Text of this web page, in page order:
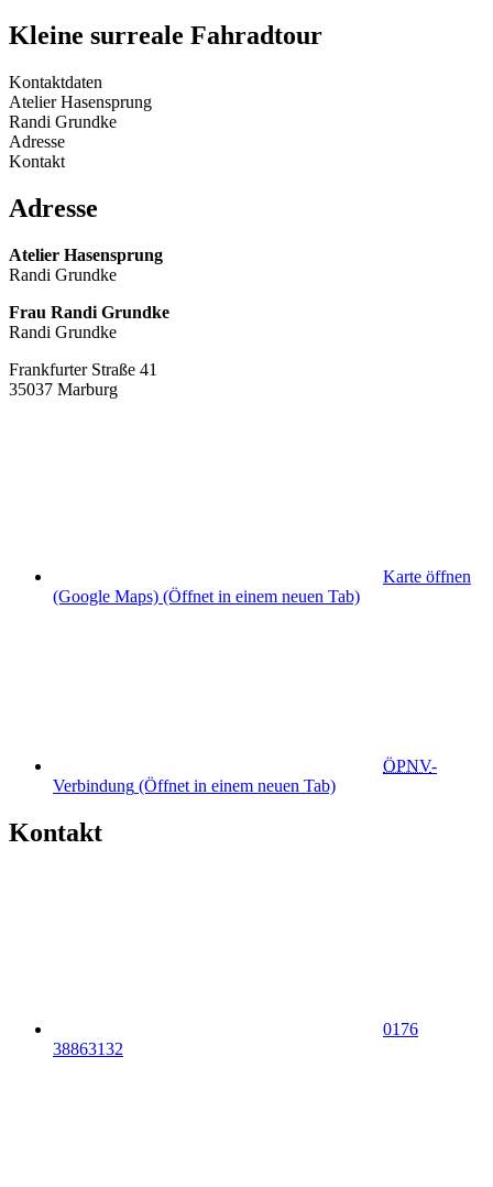
Kleine surreale Fahradtour
Kontaktdaten
Atelier Hasensprung
Randi Grundke
Adresse
Kontakt
Adresse
Atelier Hasensprung
Randi Grundke
Frau Randi Grundke
Randi Grundke
Frankfurter Straße 41
35037 Marburg
Karte öffnen
(Google Maps) (Öffnet in einem neuen Tab)
ÖPNV-
Verbindung (Öffnet in einem neuen Tab)
Kontakt
0176
38863132